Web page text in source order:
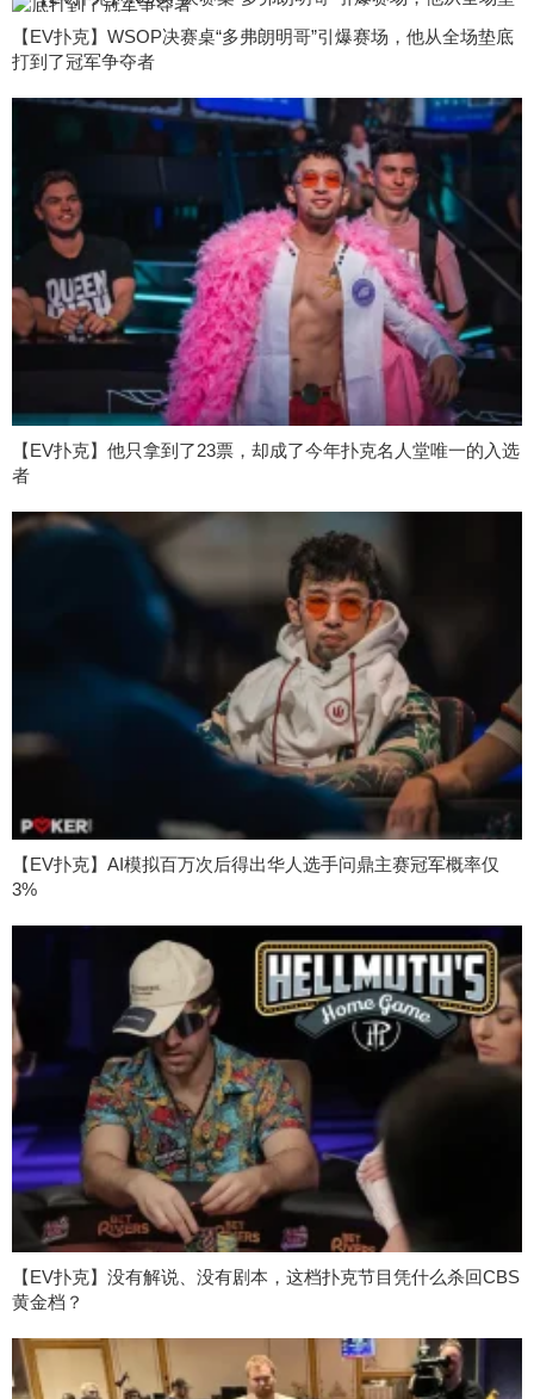
【EV扑克】WSOP决赛桌“多弗朗明哥”引爆赛场，他从全场垫底
打到了冠军争夺者
【EV扑克】他只拿到了23票，却成了今年扑克名人堂唯一的入选
者
【EV扑克】AI模拟百万次后得出华人选手问鼎主赛冠军概率仅
3%
【EV扑克】没有解说、没有剧本，这档扑克节目凭什么杀回CBS
黄金档？